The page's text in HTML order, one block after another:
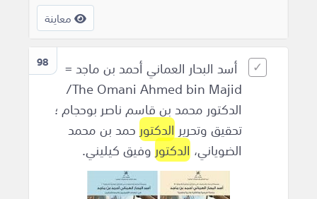
معاينة
98
أسد البحار العماني أحمد بن ماجد =
The Omani Ahmed bin Majid/
الدكتور محمد بن قاسم ناصر بوحجام ؛
تحقيق وتحريرالدكتورحمد بن محمد
الضوياني،الدكتوروفيق كيليني.